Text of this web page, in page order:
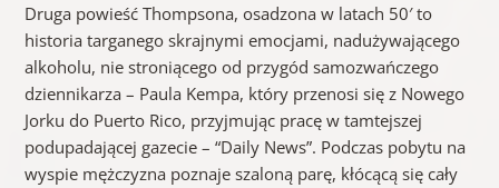
Druga powieść Thompsona, osadzona w latach 50′ to
historia targanego skrajnymi emocjami, nadużywającego
alkoholu, nie stroniącego od przygód samozwańczego
dziennikarza – Paula Kempa, który przenosi się z Nowego
Jorku do Puerto Rico, przyjmując pracę w tamtejszej
podupadającej gazecie – “Daily News”. Podczas pobytu na
wyspie mężczyzna poznaje szaloną parę, kłócącą się cały